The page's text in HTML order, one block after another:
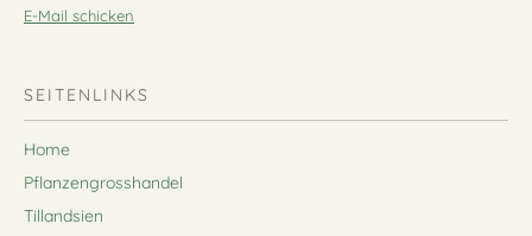
E-Mail schicken
SEITENLINKS
Home
Pflanzengrosshandel
Tillandsien